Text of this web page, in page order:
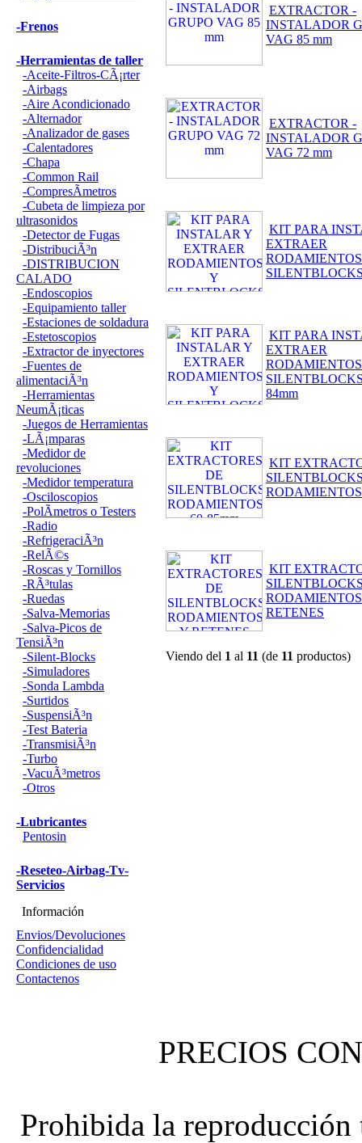
-Frenos
-Herramientas de taller
-Aceite-Filtros-CÃ¡rter
-Airbags
-Aire Acondicionado
-Alternador
-Analizador de gases
-Calentadores
-Chapa
-Common Rail
-CompresÃ­metros
-Cubeta de limpieza por
ultrasonidos
-Detector de Fugas
-DistribuciÃ³n
-DISTRIBUCION
CALADO
-Endoscopios
-Equipamiento taller
-Estaciones de soldadura
-Estetoscopios
-Extractor de inyectores
-Fuentes de
alimentaciÃ³n
-Herramientas
NeumÃ¡ticas
-Juegos de Herramientas
-LÃ¡mparas
-Medidor de
revoluciones
-Medidor temperatura
-Osciloscopios
-PolÃ­metros o Testers
-Radio
-RefrigeraciÃ³n
-RelÃ©s
-Roscas y Tornillos
-RÃ³tulas
-Ruedas
-Salva-Memorias
-Salva-Picos de
TensiÃ³n
-Silent-Blocks
-Simuladores
-Sonda Lambda
-Surtidos
-SuspensiÃ³n
-Test Bateria
-TransmisiÃ³n
-Turbo
-VacuÃ³metros
-Otros
-Lubricantes
Pentosin
-Reseteo-Airbag-Tv-
Servicios
Información
Envios/Devoluciones
Confidencialidad
Condiciones de uso
Contactenos
EXTRACTOR -
INSTALADOR
VAG 85 mm
EXTRACTOR -
INSTALADOR
VAG 72 mm
KIT PARA
EXTRAER
KIT PARA
EXTRAER
84mm
KIT
RODAMIENTOS
KIT
RETENES
Viendo del 1 al 11 (de 11 productos)
PRECIOS
Prohibida la